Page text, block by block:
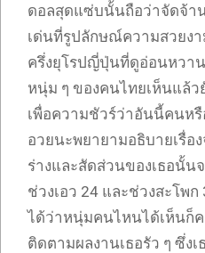
ดอลสุดแซ่บนั้นถือว่าจัดจ้า
เด่นที่รูปลักษณ์ความสวยงา
ครึ่งยุโรปญี่ปุ่นที่ดูอ่อนหวา
หนุ่ม ๆ ของคนไทยเห็นแล้
เพื่อความชัวร์ว่าอันนี้คนห
อวยนะพยายามอธิบายเรื่อ
ร่างและสัดส่วนของเธอนั้น
ช่วงเอว 24 และช่วงสะโพ
ได้ว่าหนุ่มคนไหนได้เห็นก็ค
ติดตามผลงานเธอรัว ๆ ซึ่ง